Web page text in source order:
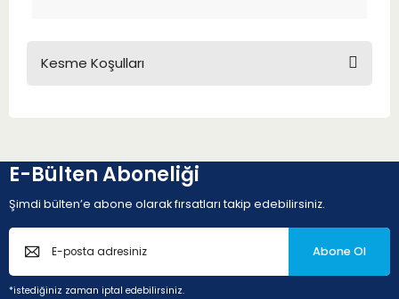
Kesme Koşulları
P - Çelik ve dökme çelikler (Alaşım oranı < 10% ve
E-Bülten Aboneliği
Şimdi bülten’e abone olarak fırsatları takip edebilirsiniz.
Abone Ol
*istediğiniz zaman iptal edebilirsiniz.